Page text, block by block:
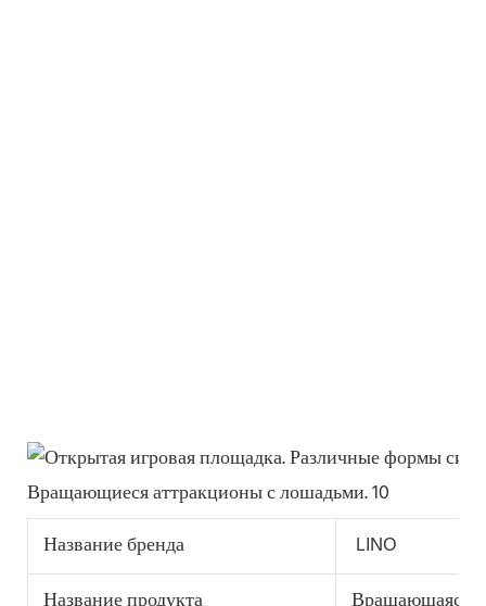
Название бренда
LINO